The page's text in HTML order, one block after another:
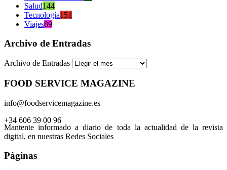
Salud144
Tecnología151
Viajes89
Archivo de Entradas
Archivo de Entradas
FOOD SERVICE MAGAZINE
info@foodservicemagazine.es
+34 606 39 00 96
Mantente informado a diario de toda la actualidad de la revista
digital, en nuestras Redes Sociales
Páginas